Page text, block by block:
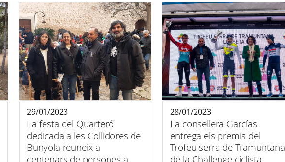
La festa del Quarteró
dedicada a les Collidores de
Bunyola reuneix a
centenars de persones a
29/01/2023
La consellera Garcías
entrega els premis del
Trofeu serra de Tramuntana
de la Challenge ciclista
28/01/2023